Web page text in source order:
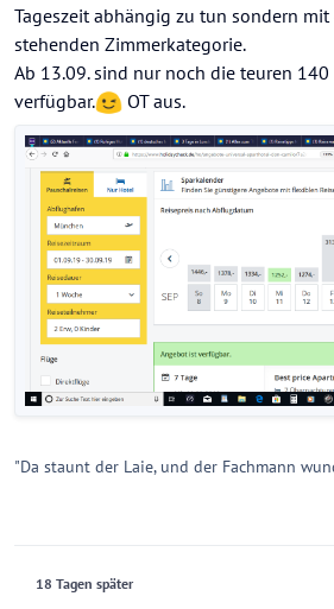
Tageszeit abhängig zu tun sondern
stehenden Zimmerkategorie.
Ab 13.09. sind nur noch die teuren
verfügbar.
OT aus.
"Da staunt der Laie, und der Fachmann
18 Tagen später